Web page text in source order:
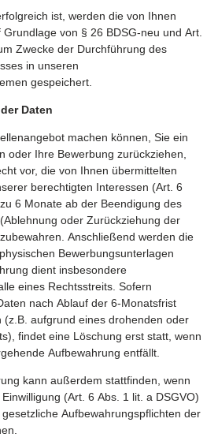
ist, werden die von Ihnen
von § 26 BDSG-neu und Art.
Zwecke der Durchführung des
in unseren
gespeichert.
Daten
machen können, Sie ein
oder Ihre Bewerbung zurückziehen,
vor, die von Ihnen übermittelten
berechtigten Interessen (Art. 6
6 Monate ab der Beendigung des
oder Zurückziehung der
Anschließend werden die
Bewerbungsunterlagen
dient insbesondere
eines Rechtsstreits. Sofern
nach Ablauf der 6-Monatsfrist
(z.B. aufgrund eines drohenden oder
findet eine Löschung erst statt, wenn
Aufbewahrung entfällt.
kann außerdem stattfinden, wenn
(Art. 6 Abs. 1 lit. a DSGVO)
Aufbewahrungspflichten der